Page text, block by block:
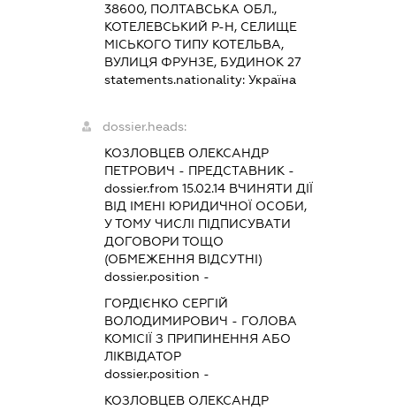
38600, ПОЛТАВСЬКА ОБЛ.,
КОТЕЛЕВСЬКИЙ Р-Н, СЕЛИЩЕ
МІСЬКОГО ТИПУ КОТЕЛЬВА,
ВУЛИЦЯ ФРУНЗЕ, БУДИНОК 27
statements.nationality:Україна
dossier.heads:
КОЗЛОВЦЕВ ОЛЕКСАНДР
ПЕТРОВИЧ - ПРЕДСТАВНИК -
dossier.from 15.02.14 ВЧИНЯТИ ДІЇ
ВІД ІМЕНІ ЮРИДИЧНОЇ ОСОБИ,
У ТОМУ ЧИСЛІ ПІДПИСУВАТИ
ДОГОВОРИ ТОЩО
(ОБМЕЖЕННЯ ВІДСУТНІ)
dossier.position -
ГОРДІЄНКО СЕРГІЙ
ВОЛОДИМИРОВИЧ - ГОЛОВА
КОМІСІЇ З ПРИПИНЕННЯ АБО
ЛІКВІДАТОР
dossier.position -
КОЗЛОВЦЕВ ОЛЕКСАНДР